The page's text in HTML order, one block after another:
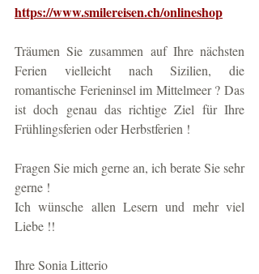
https://www.smilereisen.ch/onlineshop
Träumen Sie zusammen auf Ihre nächsten
Ferien vielleicht nach Sizilien, die
romantische Ferieninsel im Mittelmeer ? Das
ist doch genau das richtige Ziel für Ihre
Frühlingsferien oder Herbstferien !
Fragen Sie mich gerne an, ich berate Sie sehr
gerne !
Ich wünsche allen Lesern und mehr viel
Liebe !!
Ihre Sonia Litterio